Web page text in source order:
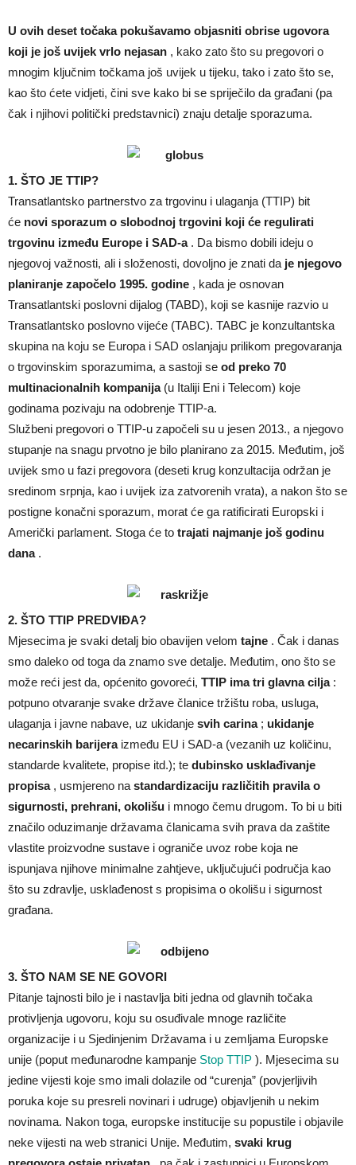
U ovih deset točaka pokušavamo objasniti obrise ugovora
koji je još uvijek vrlo nejasan , kako zato što su pregovori o
mnogim ključnim točkama još uvijek u tijeku, tako i zato što se,
kao što ćete vidjeti, čini sve kako bi se spriječilo da građani (pa
čak i njihovi politički predstavnici) znaju detalje sporazuma.
1. ŠTO JE TTIP?
Transatlantsko partnerstvo za trgovinu i ulaganja (TTIP) bit
će novi sporazum o slobodnoj trgovini koji će regulirati
trgovinu između Europe i SAD-a. Da bismo dobili ideju o
njegovoj važnosti, ali i složenosti, dovoljno je znati da je njegovo
planiranje započelo 1995. godine , kada je osnovan
Transatlantski poslovni dijalog (TABD), koji se kasnije razvio u
Transatlantsko poslovno vijeće (TABC). TABC je konzultantska
skupina na koju se Europa i SAD oslanjaju prilikom pregovaranja
o trgovinskim sporazumima, a sastoji se od preko 70
multinacionalnih kompanija(u Italiji Eni i Telecom) koje
godinama pozivaju na odobrenje TTIP-a.
Službeni pregovori o TTIP-u započeli su u jesen 2013., a njegovo
stupanje na snagu prvotno je bilo planirano za 2015. Međutim, još
uvijek smo u fazi pregovora (deseti krug konzultacija održan je
sredinom srpnja, kao i uvijek iza zatvorenih vrata), a nakon što se
postigne konačni sporazum, morat će ga ratificirati Europski i
Američki parlament. Stoga će to trajati najmanje još godinu
dana.
2. ŠTO TTIP PREDVIĐA?
Mjesecima je svaki detalj bio obavijen velom tajne . Čak i danas
smo daleko od toga da znamo sve detalje. Međutim, ono što se
može reći jest da, općenito govoreći, TTIP ima tri glavna cilja:
potpuno otvaranje svake države članice tržištu roba, usluga,
ulaganja i javne nabave, uz ukidanje svih carina; ukidanje
necarinskih barijeraizmeđu EU i SAD-a (vezanih uz količinu,
standarde kvalitete, propise itd.); te dubinsko usklađivanje
propisa, usmjereno nastandardizaciju različitih pravila o
sigurnosti, prehrani, okolišu i mnogo čemu drugom. To bi u biti
značilo oduzimanje državama članicama svih prava da zaštite
vlastite proizvodne sustave i ograniče uvoz robe koja ne
ispunjava njihove minimalne zahtjeve, uključujući područja kao
što su zdravlje, usklađenost s propisima o okolišu i sigurnost
građana.
3. ŠTO NAM SE NE GOVORI
Pitanje tajnosti bilo je i nastavlja biti jedna od glavnih točaka
protivljenja ugovoru, koju su osuđivale mnoge različite
organizacije i u Sjedinjenim Državama i u zemljama Europske
unije (poput međunarodne kampanje Stop TTIP ). Mjesecima su
jedine vijesti koje smo imali dolazile od “curenja” (povjerljivih
poruka koje su presreli novinari i udruge) objavljenih u nekim
novinama. Nakon toga, europske institucije su popustile i objavile
neke vijesti na web stranici Unije. Međutim, svaki krug